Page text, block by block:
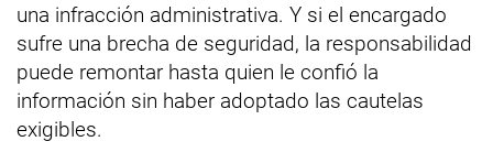
una infracción administrativa. Y si el encargado
sufre una brecha de seguridad, la responsabilidad
puede remontar hasta quien le confió la
información sin haber adoptado las cautelas
exigibles.